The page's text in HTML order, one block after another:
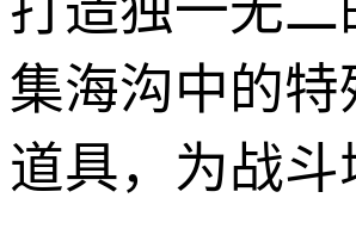
集海沟中的
道具，为战